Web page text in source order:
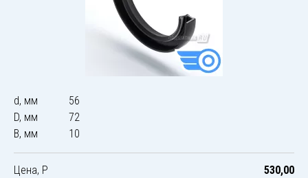
d, мм
56
D, мм
72
B, мм
10
Цена, Р 530,00